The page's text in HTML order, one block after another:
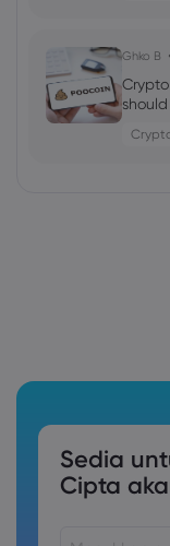
Ghko B
Sedia
Cipta